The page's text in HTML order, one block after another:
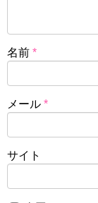
名前 *
メール *
サイト